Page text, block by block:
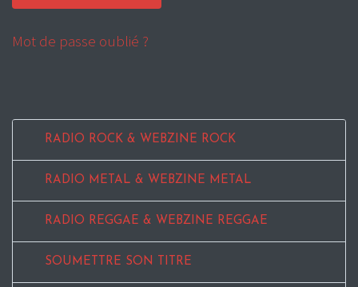
Mot de passe oublié ?
RADIO ROCK & WEBZINE ROCK
RADIO METAL & WEBZINE METAL
RADIO REGGAE & WEBZINE REGGAE
SOUMETTRE SON TITRE